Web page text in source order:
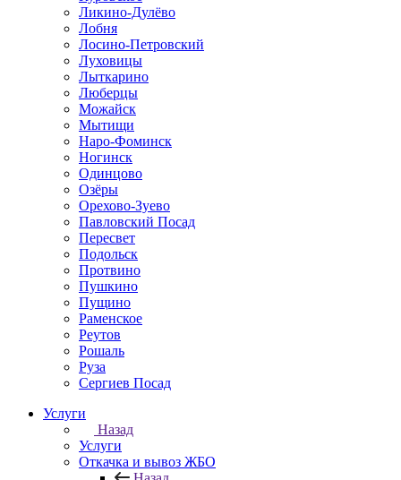
Ликино-Дулёво
Лобня
Лосино-Петровский
Луховицы
Лыткарино
Люберцы
Можайск
Мытищи
Наро-Фоминск
Ногинск
Одинцово
Озёры
Орехово-Зуево
Павловский Посад
Пересвет
Подольск
Протвино
Пушкино
Пущино
Раменское
Реутов
Рошаль
Руза
Сергиев Посад
Услуги
Назад
Услуги
Откачка и вывоз ЖБО